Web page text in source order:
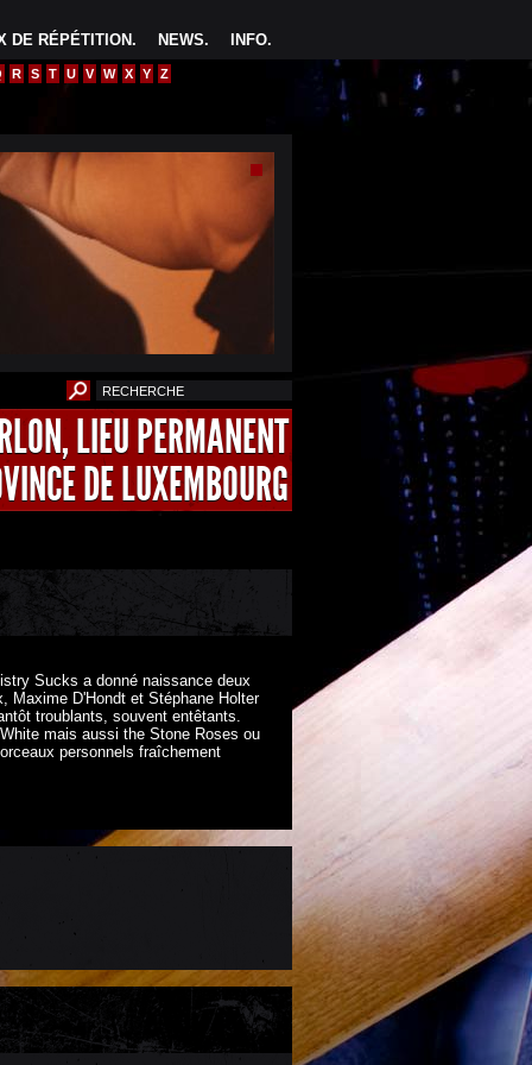
INFO.
NEWS.
DE RÉPÉTITION.
R S T U V W X Y Z
LIEU PERMANENT
DE LUXEMBOURG
Sucks a donné naissance deux
Maxime D'Hondt et Stéphane Holter
troublants, souvent entêtants.
mais aussi the Stone Roses ou
personnels fraîchement